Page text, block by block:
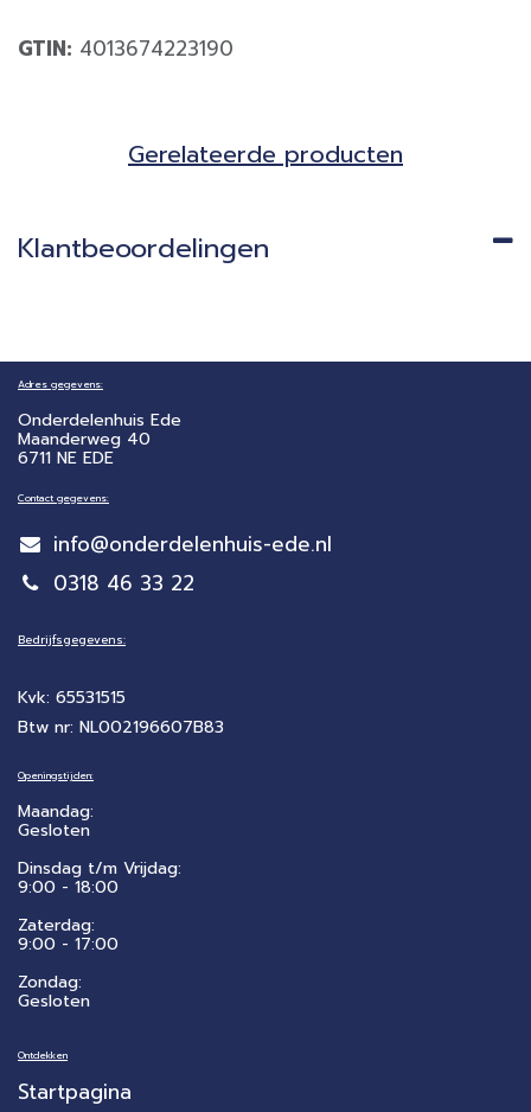
GTIN: 4013674223190
Gerela​teerde producten​
Klantbeoordelingen
Adres gegevens:
Onderdelenhuis Ede
Maanderweg 40
6711 NE EDE
Contact gegevens:
info@onderdelenhuis-ede.nl
0318 46 33 22
Bedrijfsgegevens:
Kvk: 65531515
Btw nr: NL002196607B83
Openingstijden:
Maandag:
Gesloten
Dinsdag t/m Vrijdag:
9:00 - 18:00
Zaterdag:
​9:00 - 17:00
Zondag:
Gesloten
Ontdekken
Startpagina